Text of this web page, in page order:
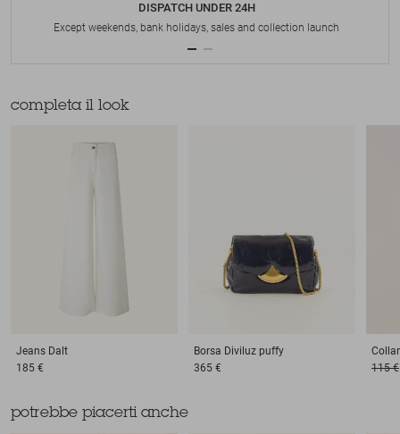
DISPATCH UNDER 24H
Except weekends, bank holidays, sales and collection launch
completa il look
Jeans Dalt
185 €
Borsa Diviluz puffy
365 €
115 €
potrebbe piacerti anche